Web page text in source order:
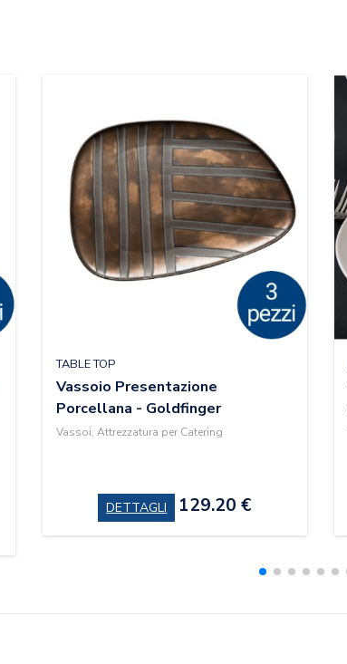
TABLE TOP
Vassoio Presentazione
Porcellana - Goldfinger
Vassoi, Attrezzatura per Catering
DETTAGLI 129.20 €